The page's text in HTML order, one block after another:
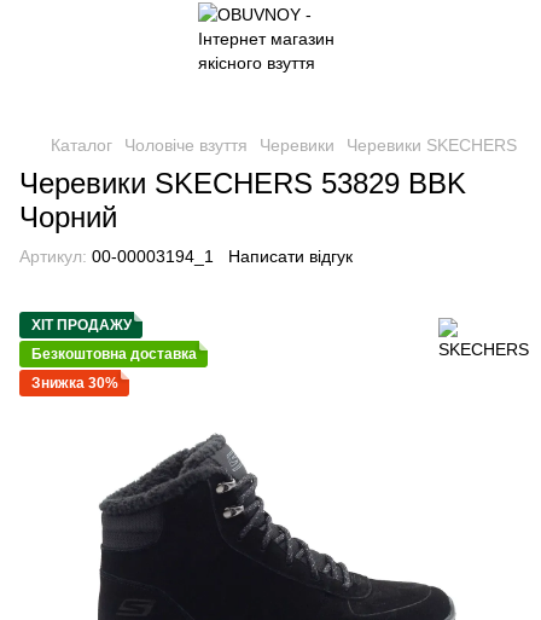
Каталог Чоловіче взуття Черевики Черевики SKECHERS
Черевики SKECHERS 53829 BBK
Чорний
Артикул: 00-00003194_1 Написати відгук
ХІТ ПРОДАЖУ
Безкоштовна доставка
Знижка 30%